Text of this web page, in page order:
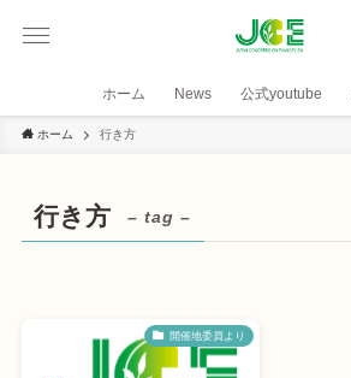
ホーム News 公式youtube
ホーム 行き方
行き方 – tag –
開催地委員より